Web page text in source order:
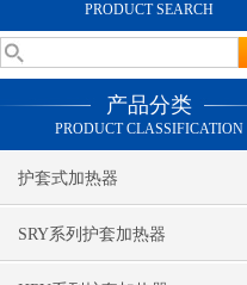
PRODUCT SEARCH
产品分类
PRODUCT CLASSIFICATION
护套式加热器
SRY系列护套加热器